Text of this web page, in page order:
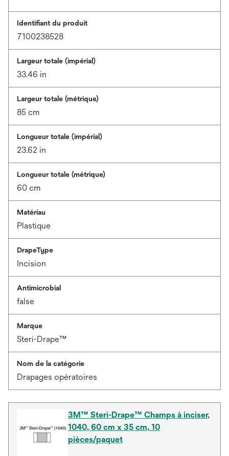
Identifiant du produit
7100238528
Largeur totale (impérial)
33.46 in
Largeur totale (métrique)
85 cm
Longueur totale (impérial)
23.62 in
Longueur totale (métrique)
60 cm
Matériau
Plastique
DrapeType
Incision
Antimicrobial
false
Marque
Steri-Drape™
Nom de la catégorie
Drapages opératoires
3M™ Steri-Drape™ Champs à inciser,
1040, 60 cm x 35 cm, 10
pièces/paquet